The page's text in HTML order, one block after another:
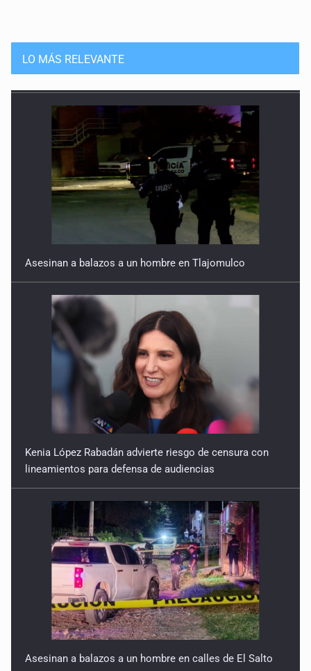
LO MÁS RELEVANTE
Asesinan a balazos a un hombre en Tlajomulco
Kenia López Rabadán advierte riesgo de censura con
lineamientos para defensa de audiencias
Asesinan a balazos a un hombre en calles de El Salto